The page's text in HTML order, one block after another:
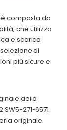
è composta da
che utilizza
e scarica
di
più sicure e
della
SW5-271-6571
originale.